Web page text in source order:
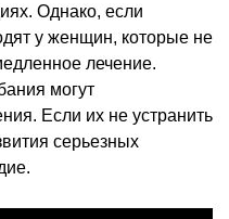
Однако, если
у женщин, которые не
лечение.
могут
Если их не устранить
серьезных